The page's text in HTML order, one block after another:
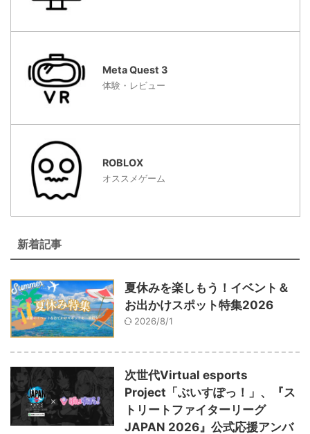
Meta Quest 3
体験・レビュー
ROBLOX
オススメゲーム
新着記事
夏休みを楽しもう！イベント＆
お出かけスポット特集2026
2026/8/1
次世代Virtual esports
Project「ぶいすぽっ！」、『ス
トリートファイターリーグ
JAPAN 2026』公式応援アンバ